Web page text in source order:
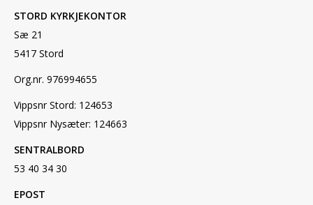
STORD KYRKJEKONTOR
Sæ 21
5417 Stord
Org.nr. 976994655
Vippsnr Stord: 124653
Vippsnr Nysæter: 124663
SENTRALBORD
53 40 34 30
EPOST